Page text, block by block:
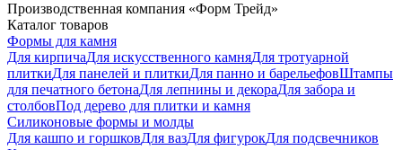
Производственная компания «Форм Трейд»
Каталог товаров
Формы для камня
Для кирпичаДля искусственного камняДля тротуарной
плиткиДля панелей и плиткиДля панно и барельефовШтампы
для печатного бетонаДля лепнины и декораДля забора и
столбовПод дерево для плитки и камня
Силиконовые формы и молды
Для кашпо и горшковДля вазДля фигурокДля подсвечников